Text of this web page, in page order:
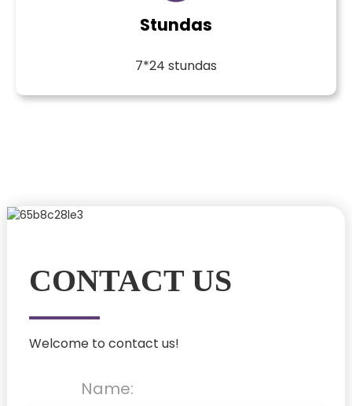
Stundas
7*24 stundas
CONTACT US
Welcome to contact us!